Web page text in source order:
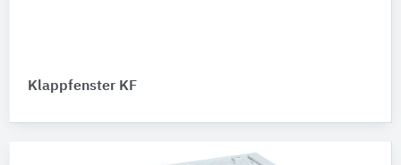
Klappfenster KF